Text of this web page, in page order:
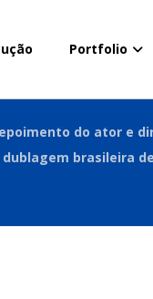
Portfolio
do ator e
dublagem brasileira